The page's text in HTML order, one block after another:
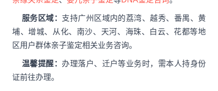
服务区域： 支持广州区域内的荔湾、越秀、番禺、黄
埔、增城、从化、南沙、天河、海珠、白云、花都等地
区用户群体亲子鉴定相关业务咨询。
温馨提醒： 办理落户、迁户等业务时，需本人持身份
证前往办理。